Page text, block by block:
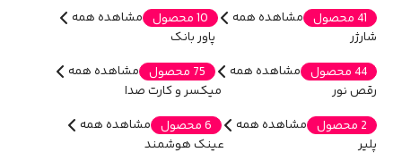
41 محصول
مشاهده همه
10 محصول
مشاهده همه
شارژر
44 محصول
مشاهده همه
پاور بانک
75 محصول
مشاهده همه
رقص نور
2 محصول
مشاهده همه
میکسر و کارت صدا
6 محصول
مشاهده همه
پلیر
عینک هوشمند